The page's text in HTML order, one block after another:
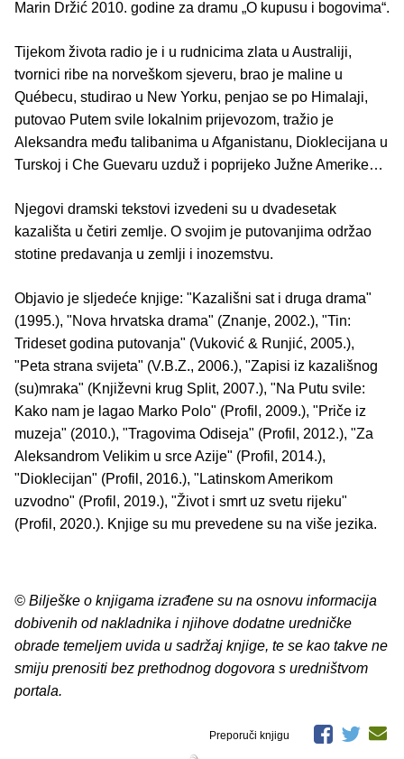
Marin Držić 2010. godine za dramu „O kupusu i bogovima“.
Tijekom života radio je i u rudnicima zlata u Australiji,
tvornici ribe na norveškom sjeveru, brao je maline u
Québecu, studirao u New Yorku, penjao se po Himalaji,
putovao Putem svile lokalnim prijevozom, tražio je
Aleksandra među talibanima u Afganistanu, Dioklecijana u
Turskoj i Che Guevaru uzduž i poprijeko Južne Amerike…
Njegovi dramski tekstovi izvedeni su u dvadesetak
kazališta u četiri zemlje. O svojim je putovanjima održao
stotine predavanja u zemlji i inozemstvu.
Objavio je sljedeće knjige: "Kazališni sat i druga drama"
(1995.), "Nova hrvatska drama" (Znanje, 2002.), "Tin:
Trideset godina putovanja" (Vuković & Runjić, 2005.),
"Peta strana svijeta" (V.B.Z., 2006.), "Zapisi iz kazališnog
(su)mraka" (Književni krug Split, 2007.), "Na Putu svile:
Kako nam je lagao Marko Polo" (Profil, 2009.), "Priče iz
muzeja" (2010.), "Tragovima Odiseja" (Profil, 2012.), "Za
Aleksandrom Velikim u srce Azije" (Profil, 2014.),
"Dioklecijan" (Profil, 2016.), "Latinskom Amerikom
uzvodno" (Profil, 2019.), "Život i smrt uz svetu rijeku"
(Profil, 2020.). Knjige su mu prevedene su na više jezika.
© Bilješke o knjigama izrađene su na osnovu informacija
dobivenih od nakladnika i njihove dodatne uredničke
obrade temeljem uvida u sadržaj knjige, te se kao takve ne
smiju prenositi bez prethodnog dogovora s uredništvom
portala.
Preporuči knjigu